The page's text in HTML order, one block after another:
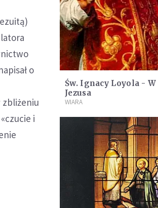
o
i
Św. Ignacy Loyola -
Jezusa
WIARA